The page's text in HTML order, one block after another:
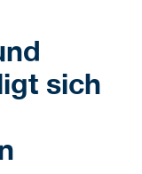
sich